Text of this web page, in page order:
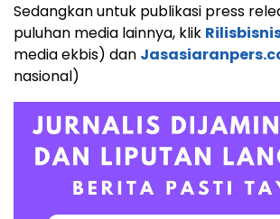
Sedangkan untuk publikasi press
puluhan media lainnya, klik
media ekbis) dan
nasional)